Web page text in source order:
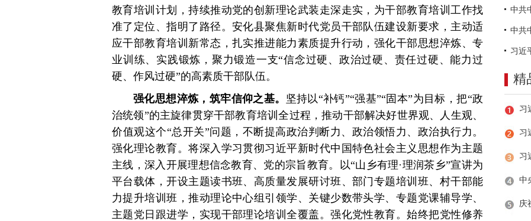
教育培训计划，持续推动党的创新理论武装走深走实，为干部教育培训工作找
准了定位、指明了路径。安化县聚焦新时代党员干部队伍建设新要求，主动适
应干部教育培训新常态，扎实推进能力素质提升行动，强化干部思想淬炼、专
业训练、实践锻炼，聚力锻造一支“信念过硬、政治过硬、责任过硬、能力过
硬、作风过硬”的高素质干部队伍。
强化思想淬炼，筑牢信仰之基。 坚持以“补钙”“强基”“固本”为目标，把“政
治统领”的主旋律贯穿干部教育培训全过程，推动干部解决好世界观、人生观、
价值观这个“总开关”问题，不断提高政治判断力、政治领悟力、政治执行力。
强化理论教育。将深入学习贯彻习近平新时代中国特色社会主义思想作为主题
主线，深入开展理想信念教育、党的宗旨教育。以“山乡有理·理润茶乡”宣讲为
平台载体，开设主题读书班、高质量发展研讨班、部门专题培训班、村干部能
力提升培训班，推动理论中心组引领学、关键少数带头学、专题党课辅导学、
主题党日跟进学，实现干部理论培训全覆盖。强化党性教育。始终把党性修养
精
习